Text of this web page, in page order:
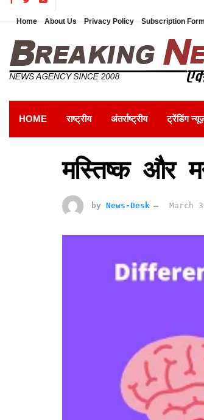
Home About Us Privacy Policy Subscription
HOME राष्ट्रीय अंतर्राष्ट्रीय ट्रेंडिंग
मस्तिष्क और
by News-Desk March